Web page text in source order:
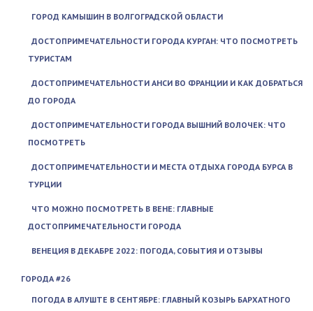
ГОРОД КАМЫШИН В ВОЛГОГРАДСКОЙ ОБЛАСТИ
ДОСТОПРИМЕЧАТЕЛЬНОСТИ ГОРОДА КУРГАН: ЧТО ПОСМОТРЕТЬ
ТУРИСТАМ
ДОСТОПРИМЕЧАТЕЛЬНОСТИ АНСИ ВО ФРАНЦИИ И КАК ДОБРАТЬСЯ
ДО ГОРОДА
ДОСТОПРИМЕЧАТЕЛЬНОСТИ ГОРОДА ВЫШНИЙ ВОЛОЧЕК: ЧТО
ПОСМОТРЕТЬ
ДОСТОПРИМЕЧАТЕЛЬНОСТИ И МЕСТА ОТДЫХА ГОРОДА БУРСА В
ТУРЦИИ
ЧТО МОЖНО ПОСМОТРЕТЬ В ВЕНЕ: ГЛАВНЫЕ
ДОСТОПРИМЕЧАТЕЛЬНОСТИ ГОРОДА
ВЕНЕЦИЯ В ДЕКАБРЕ 2022: ПОГОДА, СОБЫТИЯ И ОТЗЫВЫ
ГОРОДА #26
ПОГОДА В АЛУШТЕ В СЕНТЯБРЕ: ГЛАВНЫЙ КОЗЫРЬ БАРХАТНОГО